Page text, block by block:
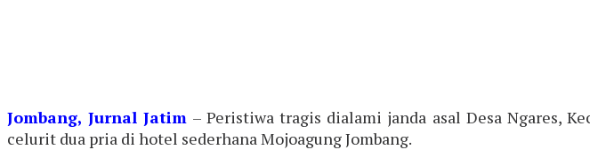
Jombang, Jurnal Jatim – Peristiwa tragis dialami janda asal Desa Ngares,
celurit dua pria di hotel sederhana Mojoagung Jombang.